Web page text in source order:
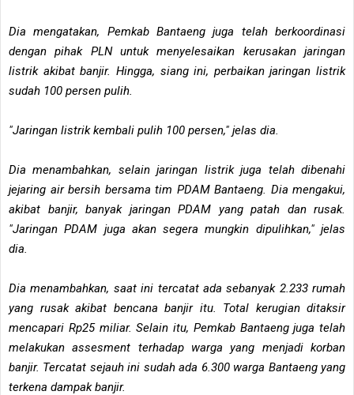
Dia mengatakan, Pemkab Bantaeng juga telah berkoordinasi
dengan pihak PLN untuk menyelesaikan kerusakan jaringan
listrik akibat banjir. Hingga, siang ini, perbaikan jaringan listrik
sudah 100 persen pulih.
"Jaringan listrik kembali pulih 100 persen," jelas dia.
Dia menambahkan, selain jaringan listrik juga telah dibenahi
jejaring air bersih bersama tim PDAM Bantaeng. Dia mengakui,
akibat banjir, banyak jaringan PDAM yang patah dan rusak.
"Jaringan PDAM juga akan segera mungkin dipulihkan," jelas
dia.
Dia menambahkan, saat ini tercatat ada sebanyak 2.233 rumah
yang rusak akibat bencana banjir itu. Total kerugian ditaksir
mencapari Rp25 miliar. Selain itu, Pemkab Bantaeng juga telah
melakukan assesment terhadap warga yang menjadi korban
banjir. Tercatat sejauh ini sudah ada 6.300 warga Bantaeng yang
terkena dampak banjir.